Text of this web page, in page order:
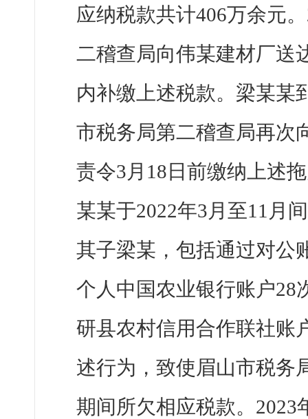
应纳税款共计406万余元
二稽查局向伟某建材厂送
内补缴上述税款。梁某某
市税务局第二稽查局再次
责令3月18日前缴纳上述
某某于2022年3月至11月
其子梁某，包括通过对公
个人中国农业银行账户28
研县农村信用合作联社账
述行为，致使眉山市税务
期间所欠相应税款。2023